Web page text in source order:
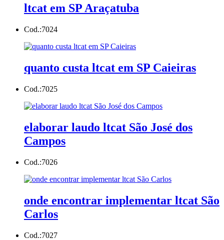
ltcat em SP Araçatuba
Cod.:7024
quanto custa ltcat em SP Caieiras
Cod.:7025
elaborar laudo ltcat São José dos
Campos
Cod.:7026
onde encontrar implementar ltcat São
Carlos
Cod.:7027